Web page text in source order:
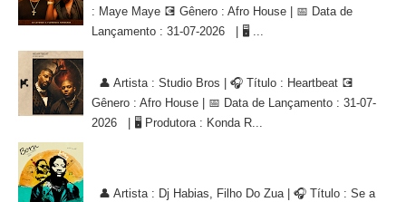
: Maye Maye 💽 Gênero : Afro House | 📅 Data de
Lançamento : 31-07-2026 | 🖥 ...
👤 Artista : Studio Bros | 🎧 Título : Heartbeat 💽
Gênero : Afro House | 📅 Data de Lançamento : 31-07-
2026 | 🖥 Produtora : Konda R...
👤 Artista : Dj Habias, Filho Do Zua | 🎧 Título : Se a